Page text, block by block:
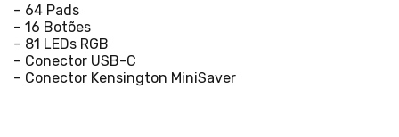
– 64 Pads
– 16 Botões
– 81 LEDs RGB
– Conector USB-C
– Conector Kensington MiniSaver